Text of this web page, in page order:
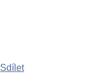
Sdílet